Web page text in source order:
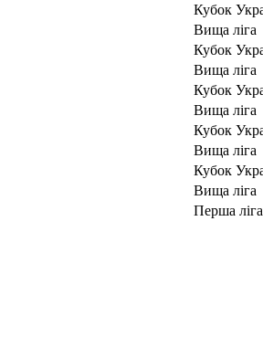
Кубок
Вища ліга
Кубок
Вища ліга
Кубок
Вища ліга
Кубок
Вища ліга
Кубок
Вища ліга
Перша ліга